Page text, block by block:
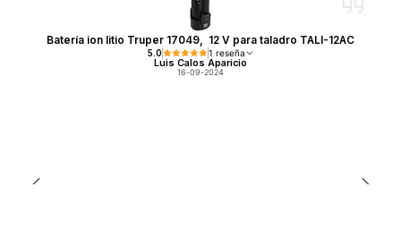
Batería ion litio Truper 17049, 12 V para taladro TALI-12AC
5.0 1 reseña
Luis Calos Aparicio
16-09-2024